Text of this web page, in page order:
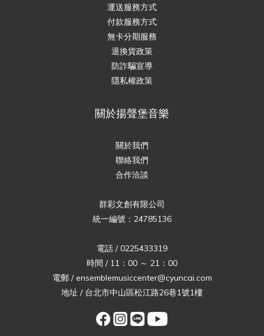
運送服務方式
付款服務方式
無卡分期服務
退換貨政策
防詐騙宣導
隱私權政策
關於揚聲堡音樂
關於我們
聯絡我們
合作洽談
群彩文創有限公司
統一編號：24785136
電話 / 0225433319
時間 / 11：00 ～ 21：00
電郵 / ensemblemusiccenter@cyuncai.com
地址 / 台北市中山區松江路26巷1號1樓